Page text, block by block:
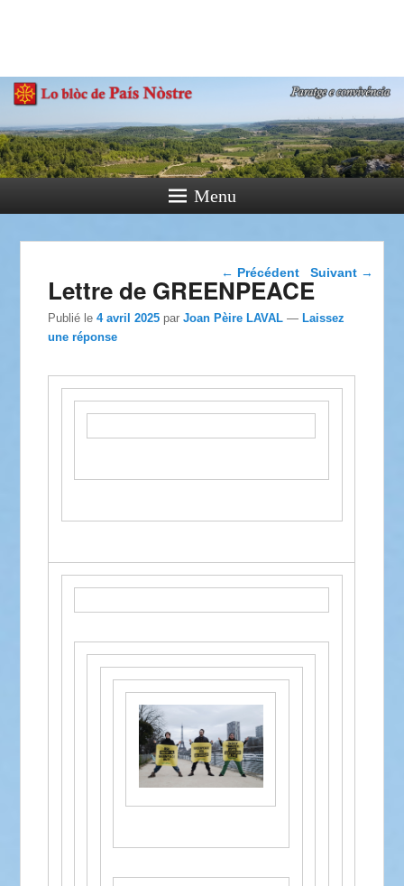
Paratge e Convivència
Menu
Navigation dans les
← Précédent Suivant →
Lettre de GREENPEACE
Publié le4 avril 2025 parJoan Pèire LAVAL —Laissez
une réponse